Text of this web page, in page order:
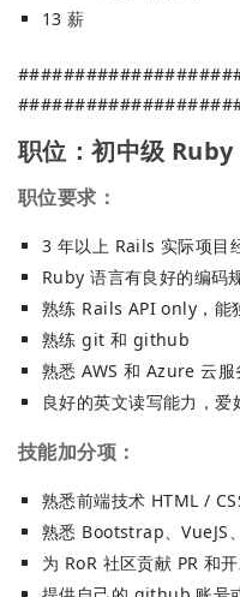
13 薪
职位：初中级
职位要求：
3 年以上 Rails 实际项目
Ruby 语言有良好的编码
熟练 Rails API only，能
熟练 git 和 github
熟悉 AWS 和 Azure 云服
良好的英文读写能力，爱
技能加分项：
熟悉前端技术 HTML /
熟悉 Bootstrap、VueJS
为 RoR 社区贡献 PR 和